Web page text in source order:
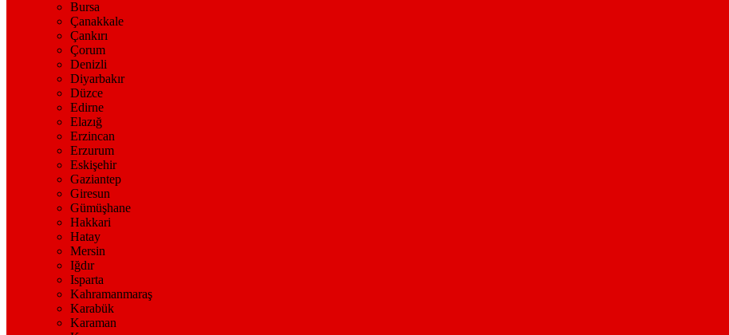
Bursa
Çanakkale
Çankırı
Çorum
Denizli
Diyarbakır
Düzce
Edirne
Elazığ
Erzincan
Erzurum
Eskişehir
Gaziantep
Giresun
Gümüşhane
Hakkari
Hatay
Mersin
Iğdır
Isparta
Kahramanmaraş
Karabük
Karaman